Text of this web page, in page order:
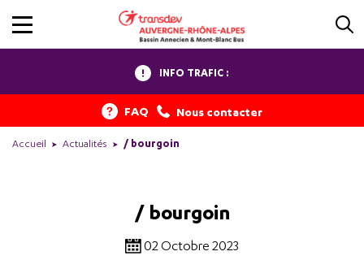
INFO TRAFIC :
FAQ Nous contacter
Accueil Actualités / bourgoin
/ bourgoin
02 Octobre 2023